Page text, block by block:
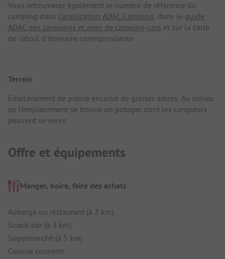
Vous retrouverez également le numéro de référence du
camping dans l'application ADAC Camping , dans le guide
ADAC des campings et aires de camping-cars et sur la carte
de calcul d'itinéraire correspondante.
Terrain
Emplacement de prairie encadré de grands arbres. Au milieu
de l'emplacement se trouve un potager dont les campeurs
peuvent se servir.
Offre et équipements
Manger, boire, faire des achats
Auberge ou restaurant (à 3 km)
Snack-bar (à 3 km)
Supermarché (à 5 km)
Cuisine couverte